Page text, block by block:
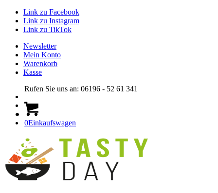
Link zu Facebook
Link zu Instagram
Link zu TikTok
Newsletter
Mein Konto
Warenkorb
Kasse
Rufen Sie uns an: 06196 - 52 61 341
0Einkaufswagen